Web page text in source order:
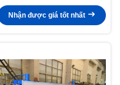
Nhận được giá tốt nhất